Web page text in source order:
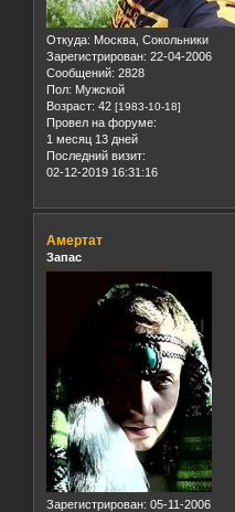
Откуда: Москва, Сокольники
Зарегистрирован: 22-04-2006
Сообщений: 2828
Пол: Мужской
Возраст: 42 [1983-10-18]
Провел на форуме:
1 месяц 13 дней
Последний визит:
02-12-2019 16:31:16
Амертат
Запас
Зарегистрирован: 05-11-2006